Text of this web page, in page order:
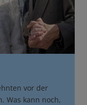
vor der
Was kann noch,